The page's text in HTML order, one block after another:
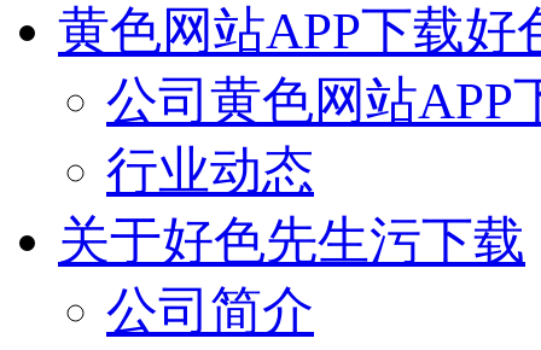
黄色网站APP下载好
公司黄色网站APP
行业动态
关于好色先生污下载
公司简介